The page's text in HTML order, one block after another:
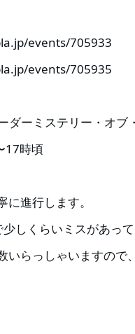
events/705933
events/705935
ーミステリー・オブ
17時頃
進行します。
しくらいミスがあっ
いらっしゃいますので